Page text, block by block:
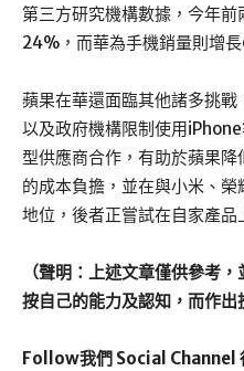
第三方研究機構數據，今年
24%，而華為手機銷量則增
蘋果在華還面臨其他諸多挑戰
以及政府機構限制使用
型供應商合作，有助於蘋果
的成本負擔，並在與小米、榮
地位，後者正嘗試在自家產品
（聲明：上述文章僅供參考
按自己的能力及認知，而作出
Follow我們 Social Channel